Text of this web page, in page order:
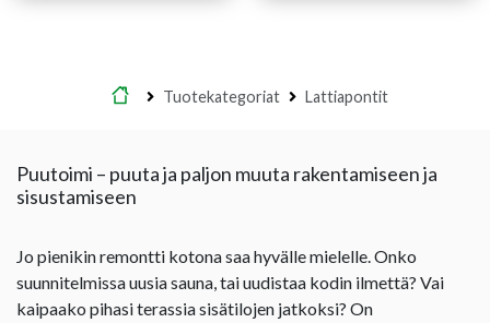
Etusivu
Tuotekategoriat Lattiapontit
Puutoimi – puuta ja paljon muuta rakentamiseen ja
sisustamiseen
Jo pienikin remontti kotona saa hyvälle mielelle. Onko
suunnitelmissa uusia sauna, tai uudistaa kodin ilmettä? Vai
kaipaako pihasi terassia sisätilojen jatkoksi? On